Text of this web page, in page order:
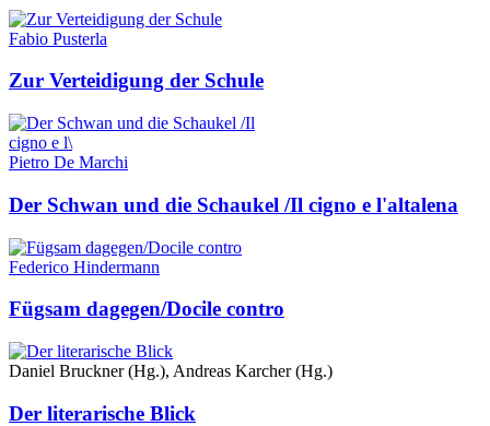
Fabio Pusterla
Zur Verteidigung der Schule
Pietro De Marchi
Der Schwan und die Schaukel /Il cigno e l'altalena
Federico Hindermann
Fügsam dagegen/Docile contro
Daniel Bruckner (Hg.), Andreas Karcher (Hg.)
Der literarische Blick